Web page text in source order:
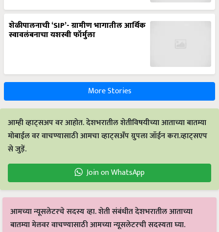
शेळीपालनाची ‘SIP’- ग्रामीण भागातील आर्थिक
स्वावलंबनाचा यशस्वी फॉर्मुला
More Stories
आम्ही व्हाट्सअप वर आहोत. देशभरातील शेतीविषयीच्या आताच्या बातम्या
मोबाईल वर वाचण्यासाठी आमचा व्हाट्सअँप ग्रुपला जॉईन करा.व्हाट्सएप
से जुड़ें.
Join on WhatsApp
आमच्या न्यूसलेटरचे सदस्य व्हा. शेती संबंधीत देशभरातील आताच्या
बातम्या मेलवर वाचण्यासाठी आमच्या न्यूसलेटरची सदस्यता घ्या.